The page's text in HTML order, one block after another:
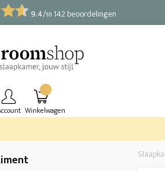
9.4/10 142 beoordelingen
Winkelwagen